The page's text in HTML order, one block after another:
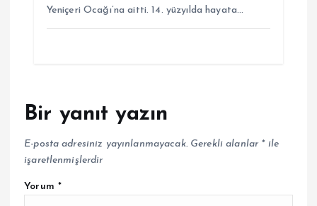
Yeniçeri Ocağı’na aitti. 14. yüzyılda hayata…
Bir yanıt yazın
E-posta adresiniz yayınlanmayacak. Gerekli alanlar *ile
işaretlenmişlerdir
Yorum *